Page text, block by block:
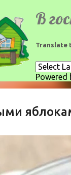
Translate
Powered